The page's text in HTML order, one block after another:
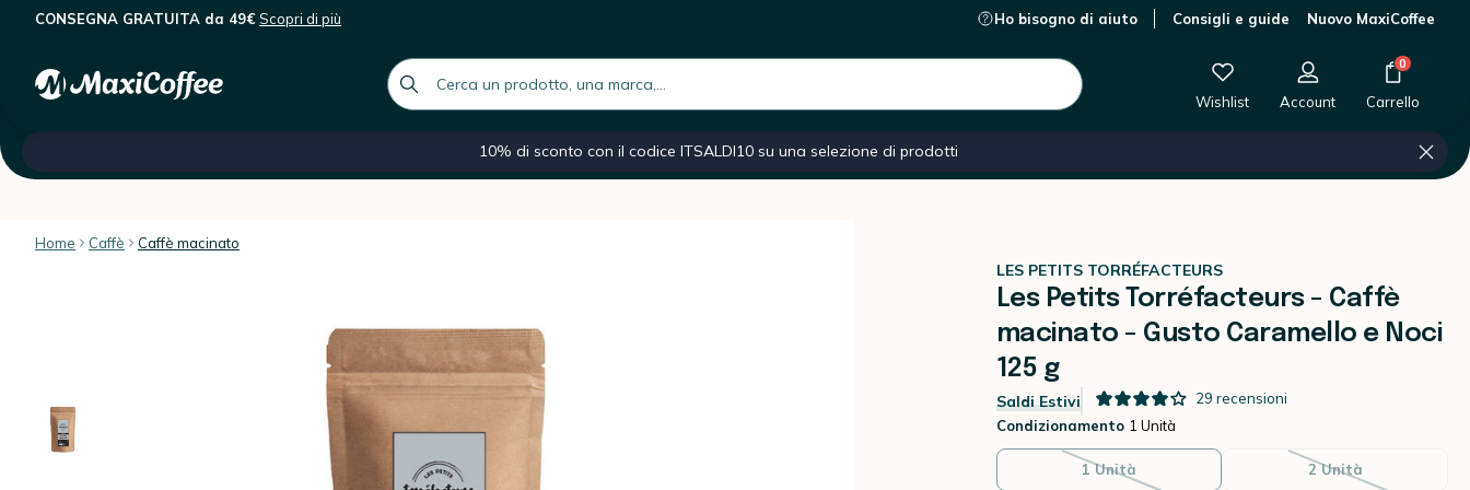
CONSEGNA GRATUITA da 49€Scopri di più Ho bisogno di aiuto Consigli e guide Nuovo MaxiCoffee
global.search.placeholder
Wishlist Account
0
Carrello
Caffè italiano Macchina caffè espresso Caffè macinato Moka
10% di sconto con il codice ITSALDI10 su una selezione di prodotti
Home Caffè Caffè macinato
LES PETITS TORRÉFACTEURS
Les Petits Torréfacteurs - Caffè
macinato - Gusto Caramello e Noci
125 g
Saldi Estivi 29 recensioni
Condizionamento 1 Unità
1 Unità 2 Unità
Descrizione Recensioni dei clienti
Questo prodotto è attualmente esaurito.